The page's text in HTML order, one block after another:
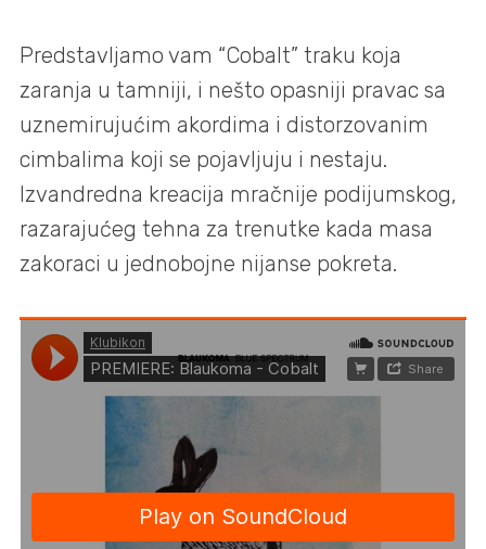
Predstavljamo vam “Cobalt” traku koja
zaranja u tamniji, i nešto opasniji pravac sa
uznemirujućim akordima i distorzovanim
cimbalima koji se pojavljuju i nestaju.
Izvandredna kreacija mračnije podijumskog,
razarajućeg tehna za trenutke kada masa
zakoraci u jednobojne nijanse pokreta.